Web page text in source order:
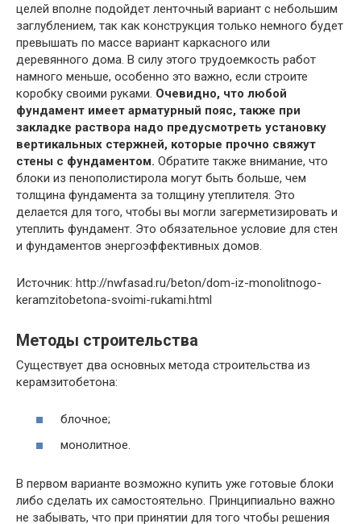
целей вполне подойдет ленточный вариант с небольшим
заглублением, так как конструкция только немного будет
превышать по массе вариант каркасного или
деревянного дома. В силу этого трудоемкость работ
намного меньше, особенно это важно, если строите
коробку своими руками. Очевидно, что любой
фундамент имеет арматурный пояс, также при
закладке раствора надо предусмотреть установку
вертикальных стержней, которые прочно свяжут
стены с фундаментом. Обратите также внимание, что
блоки из пенополистирола могут быть больше, чем
толщина фундамента за толщину утеплителя. Это
делается для того, чтобы вы могли загерметизировать и
утеплить фундамент. Это обязательное условие для стен
и фундаментов энергоэффективных домов.
Источник: http://nwfasad.ru/beton/dom-iz-monolitnogo-
keramzitobetona-svoimi-rukami.html
Методы строительства
Существует два основных метода строительства из
керамзитобетона:
блочное;
монолитное.
В первом варианте возможно купить уже готовые блоки
либо сделать их самостоятельно. Принципиально важно
не забывать, что при принятии для того чтобы решения